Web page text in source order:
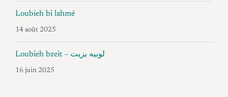
Loubieh bi lahmé
14 août 2025
Loubieh bzeit – لوبيه بزيت
16 juin 2025